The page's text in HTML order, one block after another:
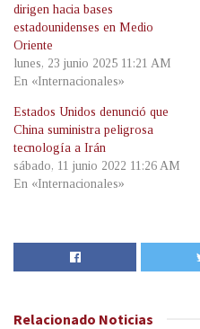
dirigen hacia bases
estadounidenses en Medio
Oriente
lunes, 23 junio 2025 11:21 AM
En «Internacionales»
Estados Unidos denunció que
China suministra peligrosa
tecnología a Irán
sábado, 11 junio 2022 11:26 AM
En «Internacionales»
Relacionado Noticias